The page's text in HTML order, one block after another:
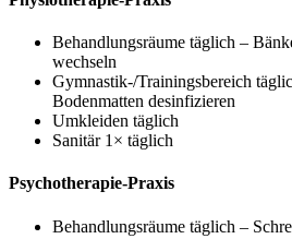
Behandlungsräume täglich –
wechseln
Gymnastik-/Trainingsbereich
Bodenmatten desinfizieren
Umkleiden täglich
Sanitär 1× täglich
Psychotherapie-Praxis
Behandlungsräume täglich –